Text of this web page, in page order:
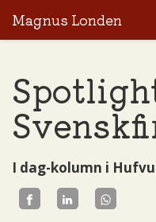
Magnus Londen
I dag-kolumn i